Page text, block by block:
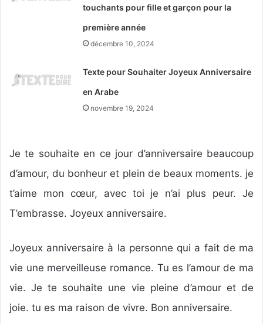
touchants pour fille et garçon pour la
première année
décembre 10, 2024
Texte pour Souhaiter Joyeux Anniversaire
en Arabe
novembre 19, 2024
Je te souhaite en ce jour d’anniversaire beaucoup
d’amour, du bonheur et plein de beaux moments. je
t’aime mon cœur, avec toi je n’ai plus peur. Je
T’embrasse. Joyeux anniversaire.
Joyeux anniversaire à la personne qui a fait de ma
vie une merveilleuse romance. Tu es l’amour de ma
vie. Je te souhaite une vie pleine d’amour et de
joie. tu es ma raison de vivre. Bon anniversaire.